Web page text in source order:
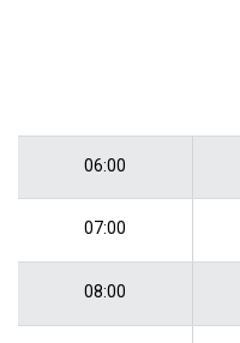
06:00
07:00
08:00